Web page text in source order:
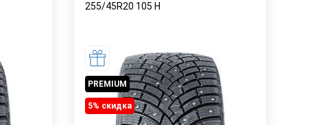
255/45R20 105 H
PREMIUM
5% cкидка